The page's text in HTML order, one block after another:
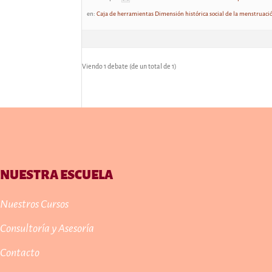
en:Caja de herramientas Dimensión histórica social de la
Viendo 1 debate (de un total de 1)
NUESTRA ESCUELA
Nuestros Cursos
Consultoría y Asesoría
Contacto